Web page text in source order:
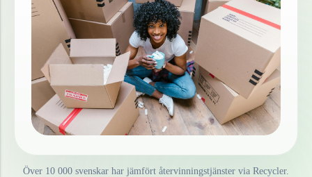
Över 10 000 svenskar har jämfört återvinningstjänster via Recycler.